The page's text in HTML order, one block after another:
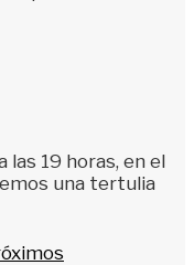
las 19 horas, en el
una tertulia